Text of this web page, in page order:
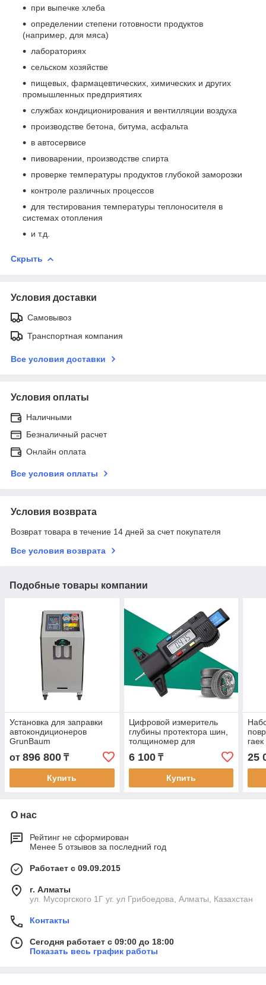
при выпечке хлеба
определении степени готовности продуктов
(например, для мяса)
лабораториях
сельском хозяйстве
пищевых, фармацевтических, химических и других
промышленных предприятиях
службах кондиционирования и вентилляции воздуха
производстве бетона, битума, асфальта
в автосервисе
пивоварении, производстве спирта
проверке температуры продуктов глубокой заморозки
контроле различных процессов
для тестирования температуры теплоносителя в
системах отопления
и т.д.
Скрыть
Условия доставки
Самовывоз
Транспортная компания
Все условия доставки
Условия оплаты
Наличными
Безналичный расчет
Онлайн оплата
Все условия оплаты
Условия возврата
Возврат товара в течение 14 дней за счет покупателя
Все условия возврата
Подобные товары компании
Установка для заправки
автокондиционеров
GrunBaum
от 896 800 ₸
Купить
Цифровой измеритель
глубины протектора шин,
толщиномер для
протекторов BESITA
6 100₸
Купить
25
О нас
Рейтинг не сформирован
Менее 5 отзывов за последний год
Работает с 09.09.2015
г. Алматы
ул. Мусоргского 1Г уг. ул Грибоедова, Алматы, Казахстан
Контакты
Сегодня работает с 09:00 до 18:00
Показать весь график работы